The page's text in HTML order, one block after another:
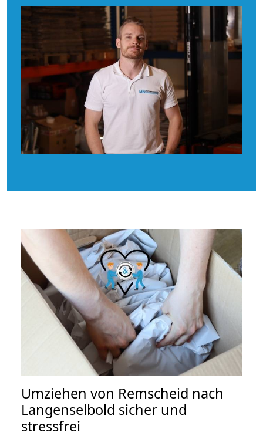
Umziehen von Remscheid nach
Langenselbold sicher und
stressfrei